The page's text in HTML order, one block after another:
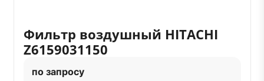
Фильтр воздушный HITACHI
Z6159031150
по запросу